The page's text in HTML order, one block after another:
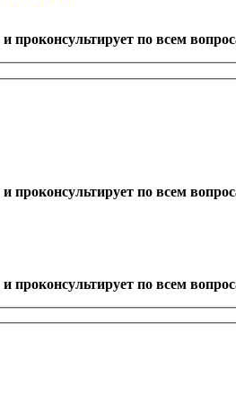
и проконсультирует по всем
и проконсультирует по всем
и проконсультирует по всем